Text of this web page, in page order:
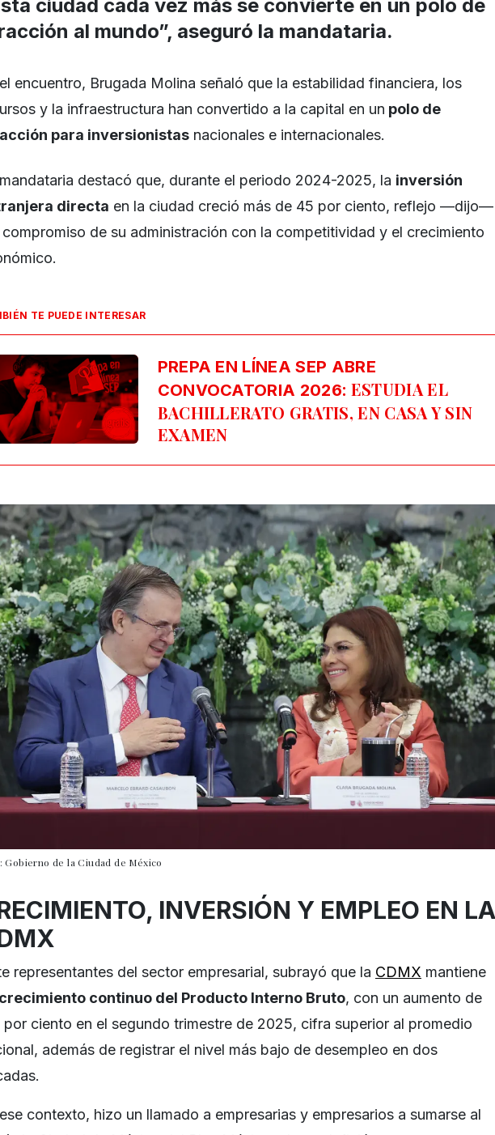
ciudad cada vez más se convierte en un polo de
al mundo”, aseguró la mandataria.
encuentro, Brugada Molina señaló que la estabilidad financiera, los
y la infraestructura han convertido a la capital en un polo de
para inversionistas nacionales e internacionales.
destacó que, durante el periodo 2024-2025, la inversión
directa en la ciudad creció más de 45 por ciento, reflejo —dijo—
compromiso de su administración con la competitividad y el crecimiento
TE PUEDE INTERESAR
PREPA EN LÍNEA SEP ABRE
CONVOCATORIA 2026: ESTUDIA EL
BACHILLERATO GRATIS, EN CASA Y SIN
EXAMEN
Gobierno de la Ciudad de México
INVERSIÓN Y EMPLEO EN LA
representantes del sector empresarial, subrayó que la CDMX mantiene
crecimiento continuo del Producto Interno Bruto, con un aumento de
por ciento en el segundo trimestre de 2025, cifra superior al promedio
además de registrar el nivel más bajo de desempleo en dos
contexto, hizo un llamado a empresarias y empresarios a sumarse al